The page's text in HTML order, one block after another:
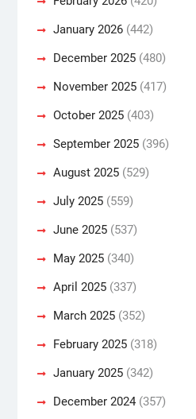
January 2026(442)
December 2025(480)
November 2025(417)
October 2025(403)
September 2025(396)
August 2025(529)
July 2025(559)
June 2025(537)
May 2025(340)
April 2025(337)
March 2025(352)
February 2025(318)
January 2025(342)
December 2024(357)